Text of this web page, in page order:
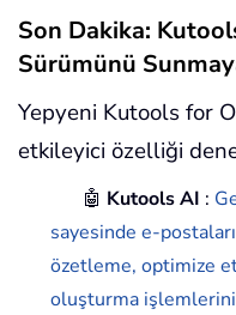
Son Dakika:
Sürümünü
Yepyeni Kutools for
etkileyici özelliği
🤖 Kutools AI :
sayesinde e-
özetleme, optimize
oluşturma